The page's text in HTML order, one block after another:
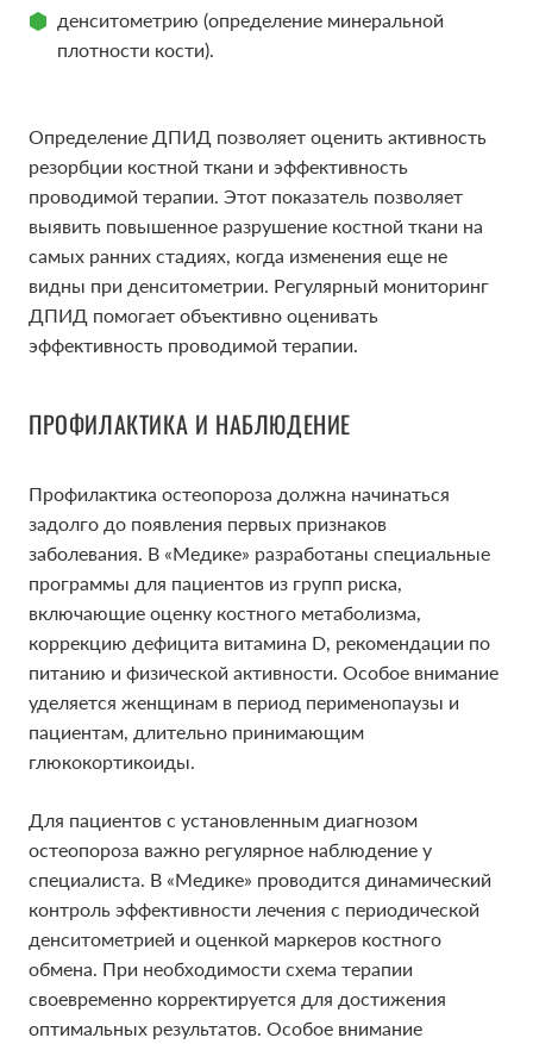
денситометрию (определение минеральной
плотности кости).
Определение ДПИД позволяет оценить активность
резорбции костной ткани и эффективность
проводимой терапии. Этот показатель позволяет
выявить повышенное разрушение костной ткани на
самых ранних стадиях, когда изменения еще не
видны при денситометрии. Регулярный мониторинг
ДПИД помогает объективно оценивать
эффективность проводимой терапии.
ПРОФИЛАКТИКА И НАБЛЮДЕНИЕ
Профилактика остеопороза должна начинаться
задолго до появления первых признаков
заболевания. В «Медике» разработаны специальные
программы для пациентов из групп риска,
включающие оценку костного метаболизма,
коррекцию дефицита витамина D, рекомендации по
питанию и физической активности. Особое внимание
уделяется женщинам в период перименопаузы и
пациентам, длительно принимающим
глюкокортикоиды.
Для пациентов с установленным диагнозом
остеопороза важно регулярное наблюдение у
специалиста. В «Медике» проводится динамический
контроль эффективности лечения с периодической
денситометрией и оценкой маркеров костного
обмена. При необходимости схема терапии
своевременно корректируется для достижения
оптимальных результатов. Особое внимание